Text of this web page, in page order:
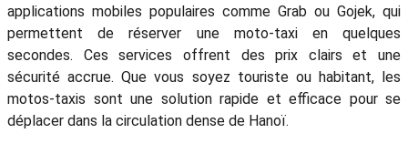
applications mobiles populaires comme Grab ou Gojek, qui
permettent de réserver une moto-taxi en quelques
secondes. Ces services offrent des prix clairs et une
sécurité accrue. Que vous soyez touriste ou habitant, les
motos-taxis sont une solution rapide et efficace pour se
déplacer dans la circulation dense de Hanoï.